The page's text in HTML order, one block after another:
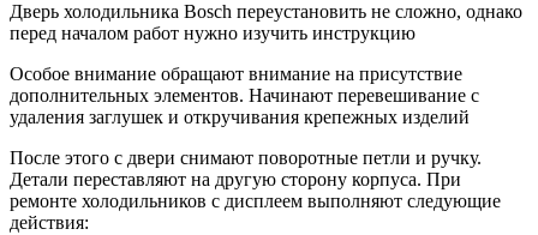
Дверь холодильника Bosch переустановить не сложно, однако
перед началом работ нужно изучить инструкцию
Особое внимание обращают внимание на присутствие
дополнительных элементов. Начинают перевешивание с
удаления заглушек и откручивания крепежных изделий
После этого с двери снимают поворотные петли и ручку.
Детали переставляют на другую сторону корпуса. При
ремонте холодильников с дисплеем выполняют следующие
действия: